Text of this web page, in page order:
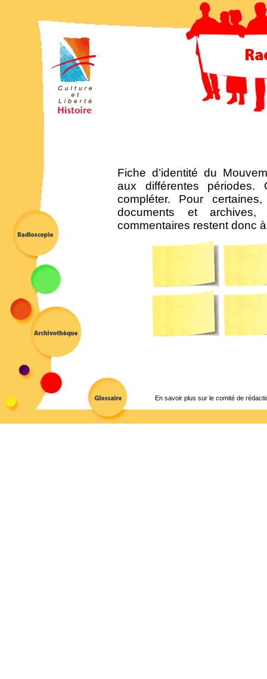
Fiche d’identité du
aux différentes périodes.
compléter. Pour
documents et
commentaires restent donc
En savoir plus sur le comité de